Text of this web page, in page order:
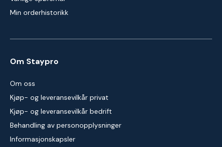
Min orderhistorikk
Om Staypro
Om oss
Kjøp- og leveransevilkår privat
Kjøp- og leveransevilkår bedrift
Behandling av personopplysninger
Informasjonskapsler